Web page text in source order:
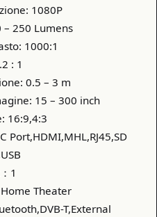
1080P
250 Lumens
1000:1
: 1
0.5 – 3 m
15 – 300 inch
16:9,4:3
Port,HDMI,MHL,RJ45,SD
1
Theater
T,External